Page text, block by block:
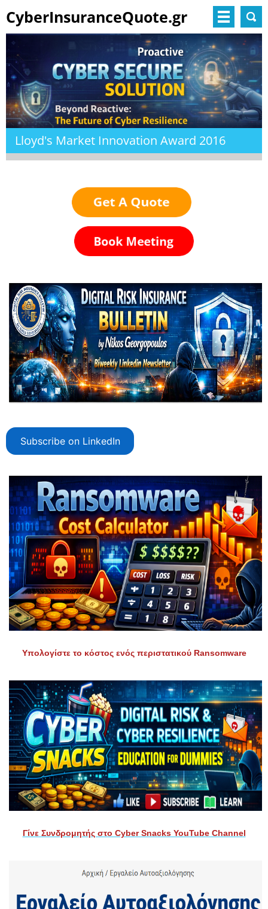
CyberInsuranceQuote.gr
Lloyd's Market Innovation Award 2016
Subscribe on LinkedIn
Υπολογίστε το κόστος ενός περιστατικού Ransomware
Γίνε Συνδρομητής στο Cyber Snacks YouTube Channel